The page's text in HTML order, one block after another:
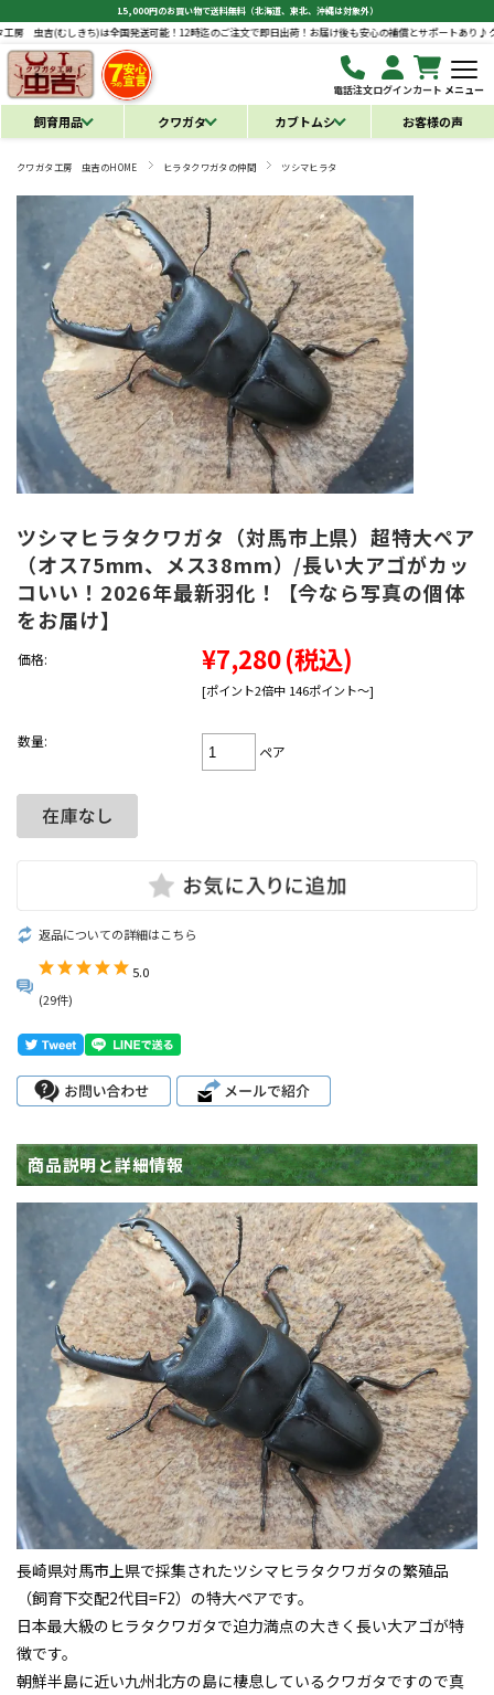
15,000円のお買い物で送料無料（北海道、東北、沖縄は対象外）
クワガタ工房 虫
)は全国発送可能！12時迄のご注文で即日出荷！お届け後も安心の補償とサポートあり♪
電話注文ログインカート メニュー
飼育用品 クワガタ カブトムシ お客様の声
クワガタ工房 虫吉のHOME ヒラタクワガタの仲間 ツシマヒラタ
ツシマヒラタクワガタ（対馬市上県）超特大ペア
（オス75mm、メス38mm）/長い大アゴがカッ
コいい！2026年最新羽化！【今なら写真の個体
をお届け】
価格: ¥7,280(税込)
[ポイント2倍中 146ポイント～]
数量:
ペア
返品についての詳細はこちら
5.0
(29件)
商品説明と詳細情報
長崎県対馬市上県で採集されたツシマヒラタクワガタの繁殖品
（飼育下交配2代目=F2）の特大ペアです。
日本最大級のヒラタクワガタで迫力満点の大きく長い大アゴが特
徴です。
朝鮮半島に近い九州北方の島に棲息しているクワガタですので真